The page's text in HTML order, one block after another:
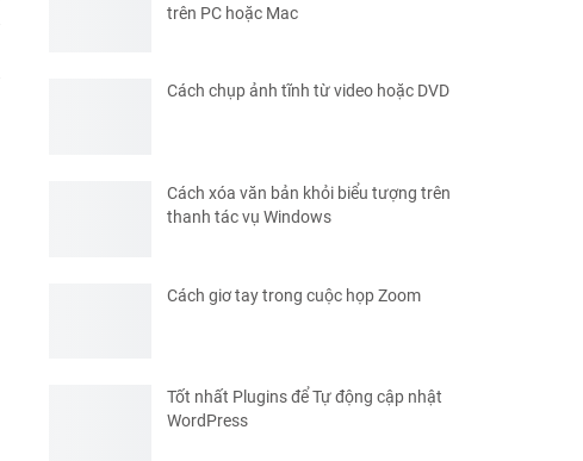
trên PC hoặc Mac
Cách chụp ảnh tĩnh từ video hoặc DVD
Cách xóa văn bản khỏi biểu tượng trên
thanh tác vụ Windows
Cách giơ tay trong cuộc họp Zoom
Tốt nhất Plugins để Tự động cập nhật
WordPress